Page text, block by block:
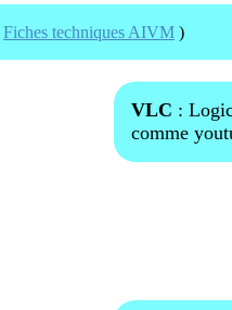
Fiches techniques AIVM )
VLC :
comme